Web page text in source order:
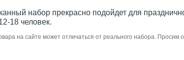
набор прекрасно подойдет для
18 человек.
на сайте может отличаться от реального набора.